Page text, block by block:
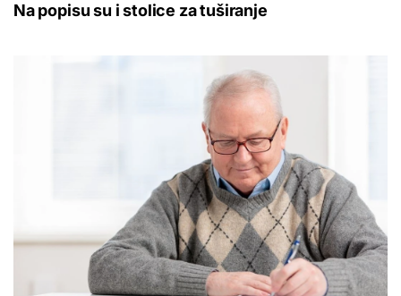
Na popisu su i stolice za tuširanje